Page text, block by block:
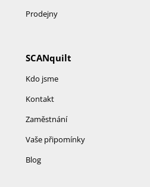
Prodejny
SCANquilt
Kdo jsme
Kontakt
Zaměstnání
Vaše připomínky
Blog